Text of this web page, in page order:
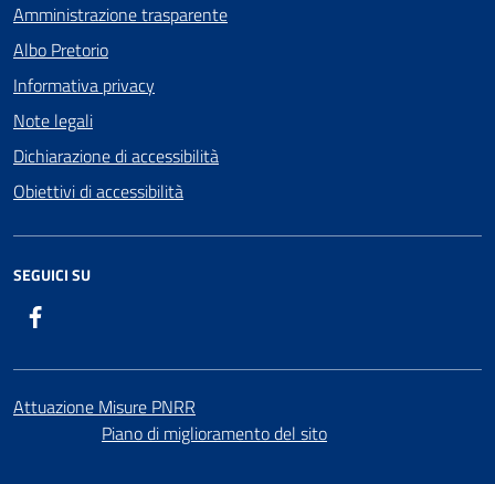
Amministrazione trasparente
Albo Pretorio
Informativa privacy
Note legali
Dichiarazione di accessibilità
Obiettivi di accessibilità
SEGUICI SU
Attuazione Misure PNRR
Piano di miglioramento del sito